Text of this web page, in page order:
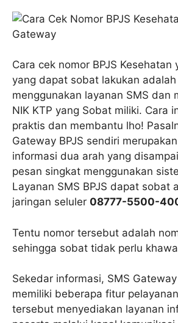
Cara cek nomor BPJS Kesehatan
yang dapat sobat lakukan
menggunakan layanan SMS dan
NIK KTP yang Sobat miliki. Cara
praktis dan membantu lho!
Gateway BPJS sendiri
informasi dua arah yang
pesan singkat menggunakan
Layanan SMS BPJS dapat sobat
jaringan seluler 08777-5500-
Tentu nomor tersebut adalah
sehingga sobat tidak perlu
Sekedar informasi, SMS
memiliki beberapa fitur
tersebut menyediakan layanan